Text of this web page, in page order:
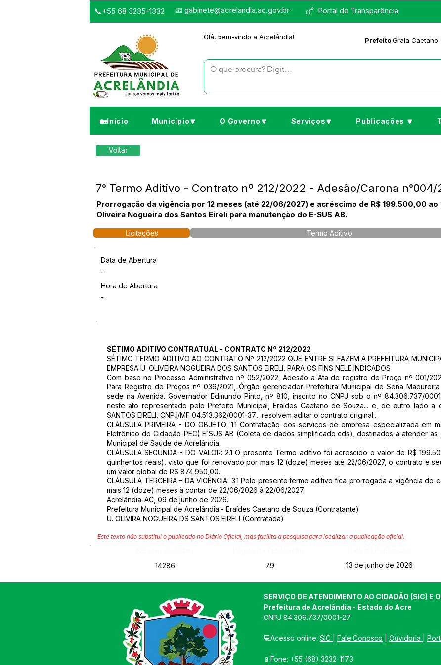
Portal de Transparência
📞+55 68 3235-1332 📧 gabinete@acrelandia.ac.gov.br
Olá, bem-vindo a Acrelândia! PrefeitoGraia Caetano
🏡Início Município🔽 O Governo🔽 Serviços🔽 Publicações 🔽
Voltar
7° Termo Aditivo - Contrato nº 212/2022 - Adesão/Carona n°004/
Prorrogação da vigência por 12 meses (até 22/06/2027) e acréscimo de R$ 199.500,00
Oliveira Nogueira dos Santos Eireli para manutenção do E-SUS AB.
Licitações Termo Aditivo
Data de Abertura
-
Hora de Abertura
-
SÉTIMO ADITIVO CONTRATUAL - CONTRATO Nº 212/2022
SÉTIMO TERMO ADITIVO AO CONTRATO Nº 212/2022 QUE ENTRE SI FAZEM A PREFEITURA
EMPRESA U. OLIVEIRA NOGUEIRA DOS SANTOS EIRELI, PARA OS FINS NELE INDICADOS
Com base no Processo Administrativo nº 052/2022, Adesão a Ata de registro de Preço nº 001/
Para Registro de Preços nº 036/2021, Órgão gerenciador Prefeitura Municipal de Sena Madureira
sede na Avenida. Governador Edmundo Pinto, nº 810, inscrito no CNPJ sob o nº 84.306.737/
neste ato representado pelo Prefeito Municipal, Eraídes Caetano de Souza... e, de outro lado a
SANTOS EIRELI, CNPJ/MF 04.513.362/0001-37... resolvem aditar o contrato original...
CLÁUSULA PRIMEIRA - DO OBJETO: 1.1 Contratação dos serviços de empresa especializada em
Eletrônico do Cidadão-PEC) E´SUS AB (Coleta de dados simplificado cds), destinados a atender
Municipal de Saúde de Acrelândia.
CLÁUSULA SEGUNDA - DO VALOR: 2.1 O presente Termo aditivo foi acrescido o valor de R$
quinhentos reais), visto que foi renovado por mais 12 (doze) meses até 22/06/2027, o contrato e
um valor global de R$ 874.950,00.
CLÁUSULA TERCEIRA – DA VIGÊNCIA: 3.1 Pelo presente termo aditivo fica prorrogada a vigência
mais 12 (doze) meses à contar de 22/06/2026 à 22/06/2027.
Acrelândia-AC, 09 de junho de 2026.
Prefeitura Municipal de Acrelândia - Eraídes Caetano de Souza (Contratante)
U. OLIVIRA NOGUEIRA DS SANTOS EIRELI (Contratada)
Este texto não substitui o publicado no Diário Oficial, mas facilita a pesquisa para localizar a publicação oficial.
14286
79 13 de junho de 2026
SERVIÇO DE ATENDIMENTO AO CIDADÃO (SIC) E
Prefeitura de Acrelândia - Estado do Acre
CNPJ 84.306.737/0001-27
💻Acesso online: SIC Fale Conosco Ouvidoria
📱Fone: +55 (68) 3232-1173